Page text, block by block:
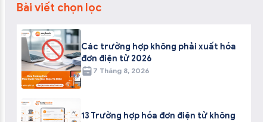
Bài viết chọn lọc
Các trường hợp không phải xuất hóa
đơn điện tử 2026
7 Tháng 8, 2026
13 Trường hợp hóa đơn điện tử không